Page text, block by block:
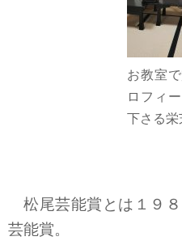
お教室
ロフィ
下さる栄
松尾芸能賞とは１９
芸能賞。